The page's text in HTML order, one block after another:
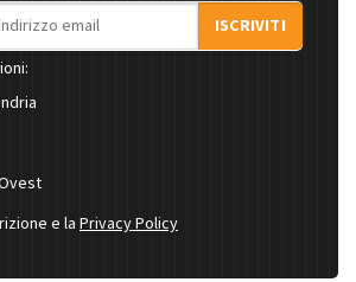
ISCRIVITI
e la Privacy Policy